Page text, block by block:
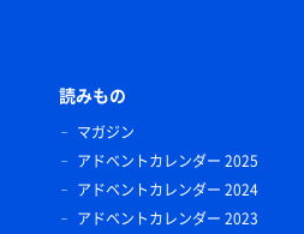
読みもの
マガジン
アドベントカレンダー 2025
アドベントカレンダー 2024
アドベントカレンダー 2023